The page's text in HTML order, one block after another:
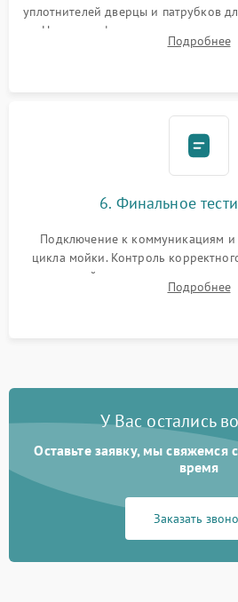
уплотнителей дверцы и патрубков
Надежная фиксация хомутов
сборка корпуса и установка
Подробнее
6. Финальное
Подключение к коммуникациям и
цикла мойки. Контроль
до нужной температуры,
штатного слива и абсолютной
Подробнее
У Вас остались
Оставьте заявку, мы
время
Заказать